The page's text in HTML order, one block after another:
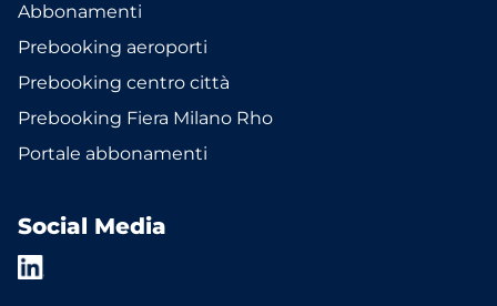
Abbonamenti
Prebooking aeroporti
Prebooking centro città
Prebooking Fiera Milano Rho
Portale abbonamenti
Social Media